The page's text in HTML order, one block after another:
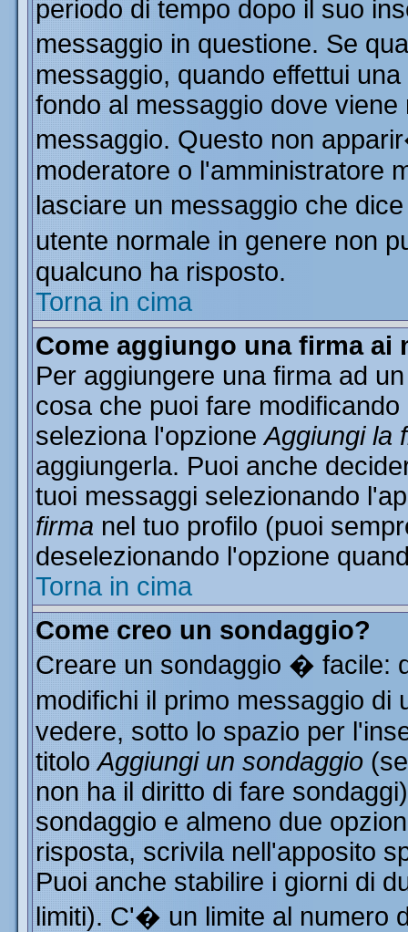
periodo di tempo dopo il suo
messaggio in questione. Se
messaggio, quando effettui
fondo al messaggio dove
messaggio. Questo non
moderatore o l'amministratore
lasciare un messaggio che
utente normale in genere non
qualcuno ha risposto.
Torna in cima
Come aggiungo una firma ai
Per aggiungere una firma ad
cosa che puoi fare
seleziona l'opzioneAggiungi la
aggiungerla. Puoi anche
tuoi messaggi selezionando
firma nel tuo profilo (puoi
deselezionando l'opzione
Torna in cima
Come creo un sondaggio?
Creare un sondaggio � facile:
modifichi il primo messaggio
vedere, sotto lo spazio per
titoloAggiungi un sondaggio
non ha il diritto di fare
sondaggio e almeno due
risposta, scrivila nell'apposito
Puoi anche stabilire i giorni di
limiti). C'� un limite al numero